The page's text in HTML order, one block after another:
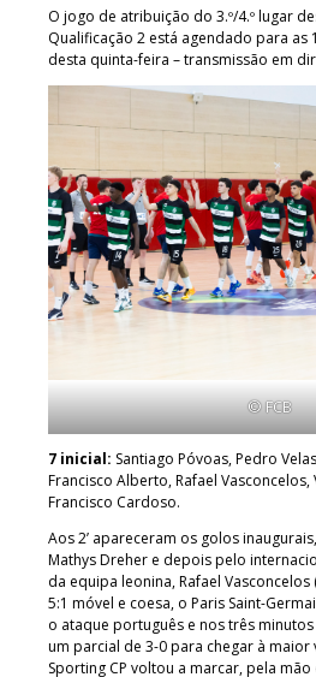
O jogo de atribuição do 3.º/4.º lugar
Qualificação 2 está agendado para as
desta quinta-feira – transmissão em
© FCB
7 inicial: Santiago Póvoas, Pedro
Francisco Alberto, Rafael Vasconcelos,
Francisco Cardoso.
Aos 2’ apareceram os golos
Mathys Dreher e depois pelo
da equipa leonina, Rafael Vasconcelos
5:1 móvel e coesa, o Paris Saint-
o ataque português e nos três
um parcial de 3-0 para chegar à maior
Sporting CP voltou a marcar, pela